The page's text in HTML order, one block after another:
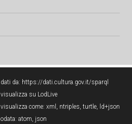
dati da: https://dati.cultura.gov.it/sparql
visualizza su LodLive
visualizza come: xml , ntriples, turtle, ld+json
odata: atom, json